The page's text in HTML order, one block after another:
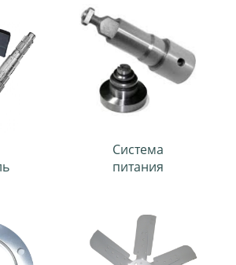
Система
питания